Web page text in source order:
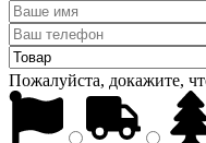
Пожалуйста, докажите,